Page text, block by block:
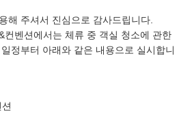
해 주셔서 진심으로 감사드립니다.
컨벤션에서는 체류 중 객실 청소에 관한
정부터 아래와 같은 내용으로 실시합니